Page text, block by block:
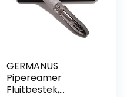
GERMANUS
Pipereamer
Fluitbestek,